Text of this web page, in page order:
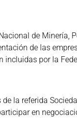
de Minería,
de las
incluidas por la
de la referida
en